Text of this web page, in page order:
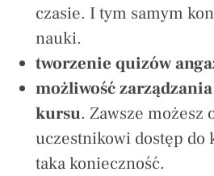
czasie. I tym samym
nauki.
tworzenie quizów
możliwość
kursu. Zawsze możesz
uczestnikowi dostęp do
taka konieczność.